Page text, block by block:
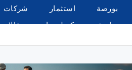
بورصة استثمار شركات
رياضة تكنولوجيا مقالات